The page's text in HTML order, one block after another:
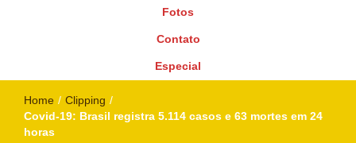
Fotos
Contato
Especial
Home / Clipping /
Covid-19: Brasil registra 5.114 casos e 63 mortes em 24
horas